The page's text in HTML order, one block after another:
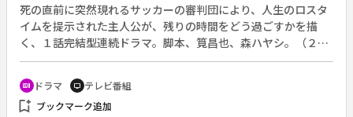
死の直前に突然現れるサッカーの審判団により、人生のロスタ
イムを提示された主人公が、残りの時間をどう過ごすかを描
く、１話完結型連続ドラマ。脚本、筧昌也、森ハヤシ。（２０
０８年２月２日～４月１９日放送、全１１回）◆第１回。中山
晴彦（瑛太）は「現場で死ねたら本望」と言う報道カメラマ
ン。ある日、夕刊紙のデスク・篠田（小市慢太郎）からの「麻
薬取引のガサ入れがある」という情報を基に、とあるクラブへ
recent_actors ドラマ tv テレビ番組
bookmark_add ブックマーク追加